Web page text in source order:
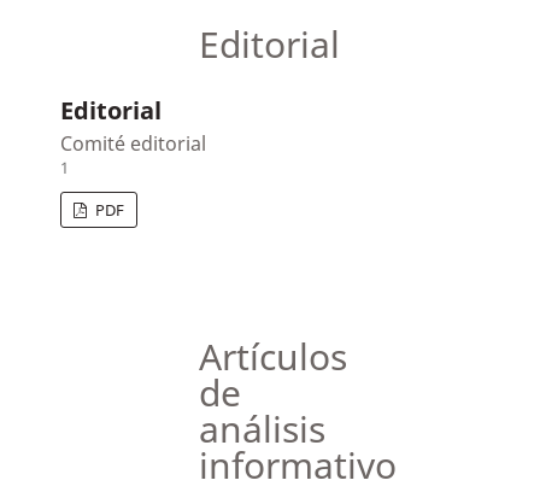
Editorial
Editorial
Comité editorial
1
PDF
Artículos
de
análisis
informativo